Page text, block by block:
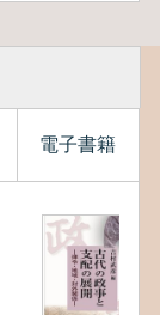
電子書籍